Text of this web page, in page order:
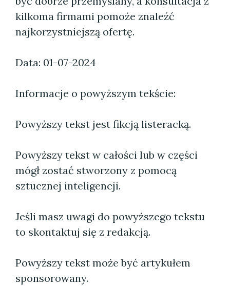
kilkoma firmami pomoże znaleźć
najkorzystniejszą ofertę.
Data: 01-07-2024
Informacje o powyższym tekście:
Powyższy tekst jest fikcją listeracką.
Powyższy tekst w całości lub w części
mógł zostać stworzony z pomocą
sztucznej inteligencji.
Jeśli masz uwagi do powyższego tekstu
to skontaktuj się z redakcją.
Powyższy tekst może być artykułem
sponsorowany.